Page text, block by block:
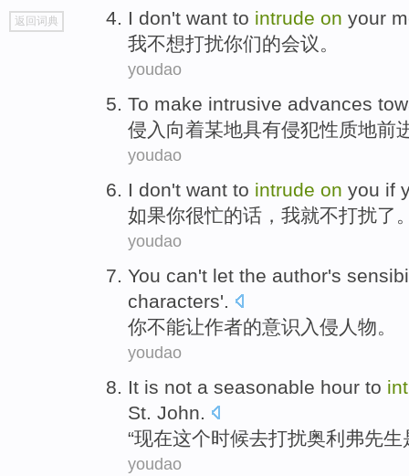
go
top
返回词典 I don't want to intrude on your
我不想打扰你们的会议。
youdao
To make intrusive advances
侵入 向着某地具有侵犯性质地前
youdao
I don't want to intrude on you if
如果你很忙的话 ， 我就不打扰了
youdao
You can't let the author's
characters'.
你不能让作者的意识 入侵 人物。
youdao
It is not a seasonable hour to
St. John
“现在这个时候去打扰奥利弗先生
youdao